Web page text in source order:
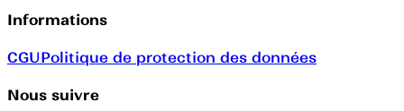
Informations
CGUPolitique de protection des données
Nous suivre